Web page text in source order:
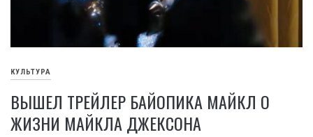
КУЛЬТУРА
ВЫШЕЛ ТРЕЙЛЕР БАЙОПИКА МАЙКЛ О
ЖИЗНИ МАЙКЛА ДЖЕКСОНА